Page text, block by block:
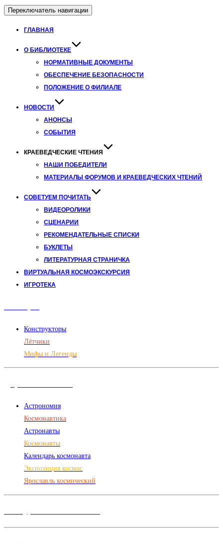
Переключатель навигации
ГЛАВНАЯ
О БИБЛИОТЕКЕ
НОРМАТИВНЫЕ ДОКУМЕНТЫ
ОБЕСПЕЧЕНИЕ БЕЗОПАСНОСТИ
ПОЛОЖЕНИЕ О ФИЛИАЛЕ
НОВОСТИ
АНОНСЫ
СОБЫТИЯ
КРАЕВЕДЧЕСКИЕ ЧТЕНИЯ
НАШИ ПОБЕДИТЕЛИ
МАТЕРИАЛЫ ФОРУМОВ И КРАЕВЕДЧЕСКИХ ЧТЕНИЙ
СОВЕТУЕМ ПОЧИТАТЬ
ВИДЕОРОЛИКИ
СЦЕНАРИИ
РЕКОМЕНДАТЕЛЬНЫЕ СПИСКИ
БУКЛЕТЫ
ЛИТЕРАТУРНАЯ СТРАНИЧКА
ВИРТУАЛЬНАЯ КОСМОЭКСКУРСИЯ
ИГРОТЕКА
Конструкторы
Лётчики
Мифы и Легенды
Астрономия
Космонавтика
Астронавты
Космонавты
Календарь космонавта
Экспозиция космос
Ярославль космический